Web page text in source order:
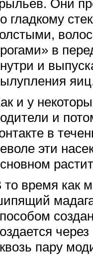
Они
гладкому
в
и
и у
и
в
эти
то время как
пару